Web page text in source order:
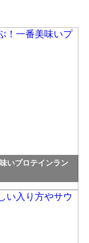
いプロテインラン